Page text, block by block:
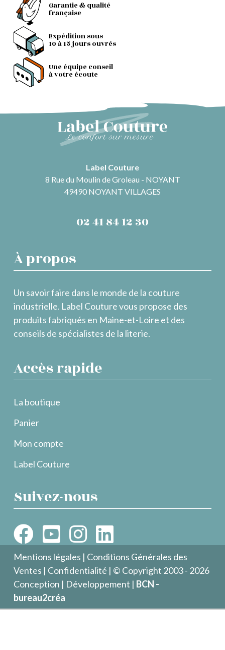
Garantie & qualité
française
Expédition sous
10 à 15 jours ouvrés
Une équipe conseil
à votre écoute
Label Couture
8 Rue du Moulin de Groleau - NOYANT
49490 NOYANT VILLAGES
02 41 84 12 30
À propos
Un savoir faire dans le monde de la couture
industrielle. Label Couture vous propose des
produits fabriqués en Maine-et-Loire et des
conseils de spécialistes de la literie.
Accès rapide
La boutique
Panier
Mon compte
Label Couture
Suivez-nous
Mentions légales | Conditions Générales des
Ventes | Confidentialité | © Copyright 2003 - 2026
Conception | Développement | BCN -
bureau2créa